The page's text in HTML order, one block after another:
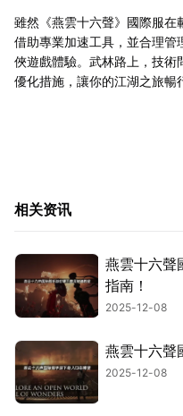
雖然《燕雲十六聲》國際服在
借助專業加速工具，並合理管
俠遊戲體驗。武林路上，技術
優化措施，讓你的江湖之旅暢
相关资讯
燕雲十六聲
指南！
2025-12-08
燕雲十六聲
2025-12-08